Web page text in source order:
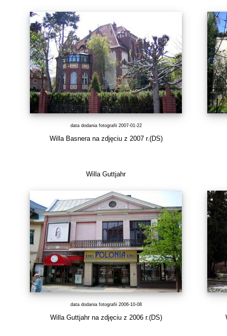
data dodania fotografii 2007-01-22
Willa Basnera na zdjęciu z 2007 r.(DS)
Willa Guttjahr
data dodania fotografii 2006-10-08
Willa Guttjahr na zdjęciu z 2006 r.(DS)